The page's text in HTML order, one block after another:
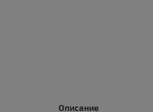
Описание